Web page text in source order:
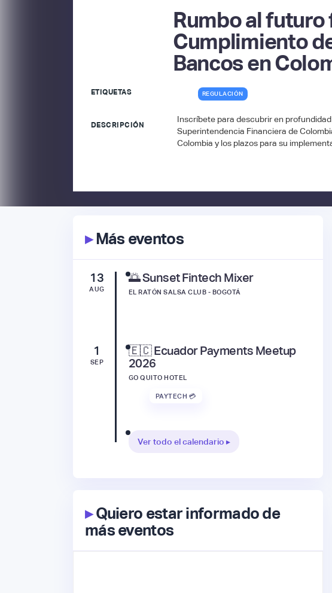
Rumbo al futuro
Cumplimiento
Bancos en
ETIQUETAS REGULACIÓN
DESCRIPCIÓN
Inscríbete para descubrir en
Superintendencia Financiera de
Colombia y los plazos para su
▸Más eventos
13
AUG
🌅 Sunset Fintech Mixer
EL RATÓN SALSA CLUB - BOGOTÁ
1
SEP
🇪🇨 Ecuador Payments Meetup
2026
GO QUITO HOTEL
PAYTECH 💳
Ver todo el calendario ▸
▸Quiero estar informado de
más eventos